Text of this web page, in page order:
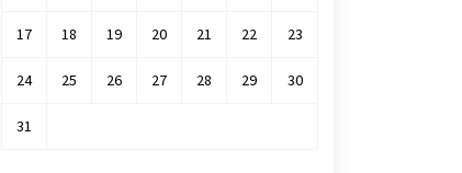
17 18 19 20 21 22 23
24 25 26 27 28 29 30
31